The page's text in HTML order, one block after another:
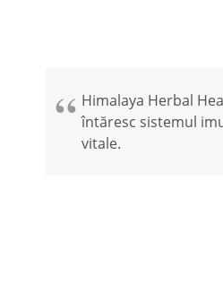
Himalaya Herbal
întăresc sistemul
vitale.